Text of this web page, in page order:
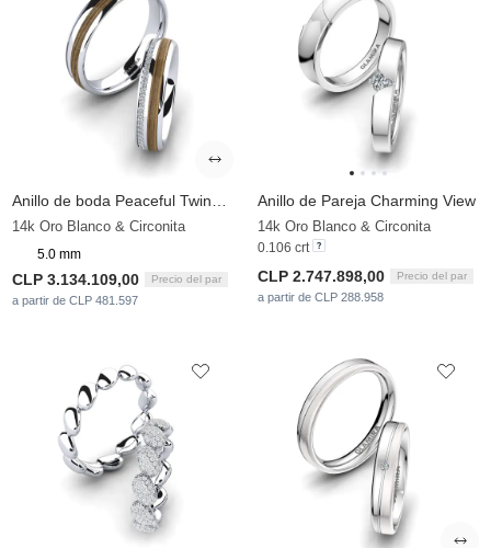
14k Oro Blanco & Circonita
5.0 mm
CLP 3.134.109,00 Precio del par
a partir de CLP 481.597
Anillo de Pareja Charming View
14k Oro Blanco & Circonita
0.106 crt
CLP 2.747.898,00 Precio del par
a partir de CLP 288.958